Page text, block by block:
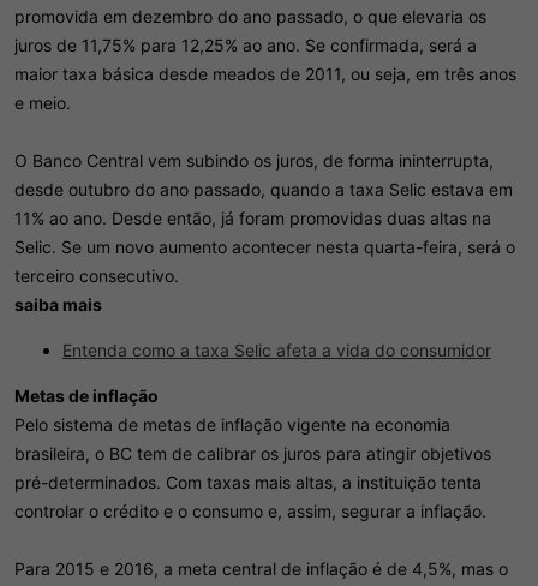
promovida em dezembro do ano passado, o que elevaria os
juros de 11,75% para 12,25% ao ano. Se confirmada, será a
maior taxa básica desde meados de 2011, ou seja, em três anos
e meio.
O Banco Central vem subindo os juros, de forma ininterrupta,
desde outubro do ano passado, quando a taxa Selic estava em
11% ao ano. Desde então, já foram promovidas duas altas na
Selic. Se um novo aumento acontecer nesta quarta-feira, será o
terceiro consecutivo.
saiba mais
Entenda como a taxa Selic afeta a vida do consumidor
Metas de inflação
Pelo sistema de metas de inflação vigente na economia
brasileira, o BC tem de calibrar os juros para atingir objetivos
pré-determinados. Com taxas mais altas, a instituição tenta
controlar o crédito e o consumo e, assim, segurar a inflação.
Para 2015 e 2016, a meta central de inflação é de 4,5%, mas o